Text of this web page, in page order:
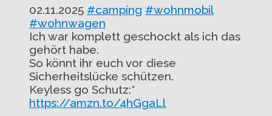
02.11.2025 #camping #wohnmobil
#wohnwagen
Ich war komplett geschockt als ich das
gehört habe.
So könnt ihr euch vor diese
Sicherheitslücke schützen.
Keyless go Schutz:*
https://amzn.to/4hGgaLl